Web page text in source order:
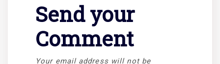
Send your
Comment
Your email address will not be